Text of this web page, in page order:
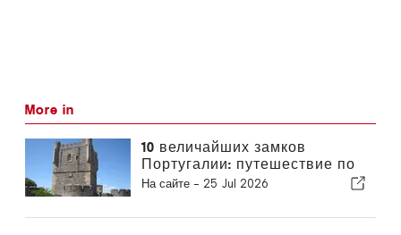
More in
10 величайших замков
Португалии: путешествие по
истории страны
На сайте - 25 Jul 2026